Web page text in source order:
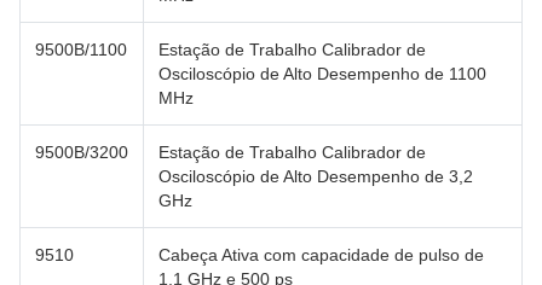
9500B/1100
Estação de Trabalho Calibrador de
Osciloscópio de Alto Desempenho de 1100
MHz
9500B/3200
Estação de Trabalho Calibrador de
Osciloscópio de Alto Desempenho de 3,2
GHz
9510
Cabeça Ativa com capacidade de pulso de
1,1 GHz e 500 ps